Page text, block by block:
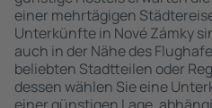
einer mehrtägigen
Unterkünfte in Nové Zámky
auch in der Nähe des
beliebten Stadtteilen oder
dessen wählen Sie eine